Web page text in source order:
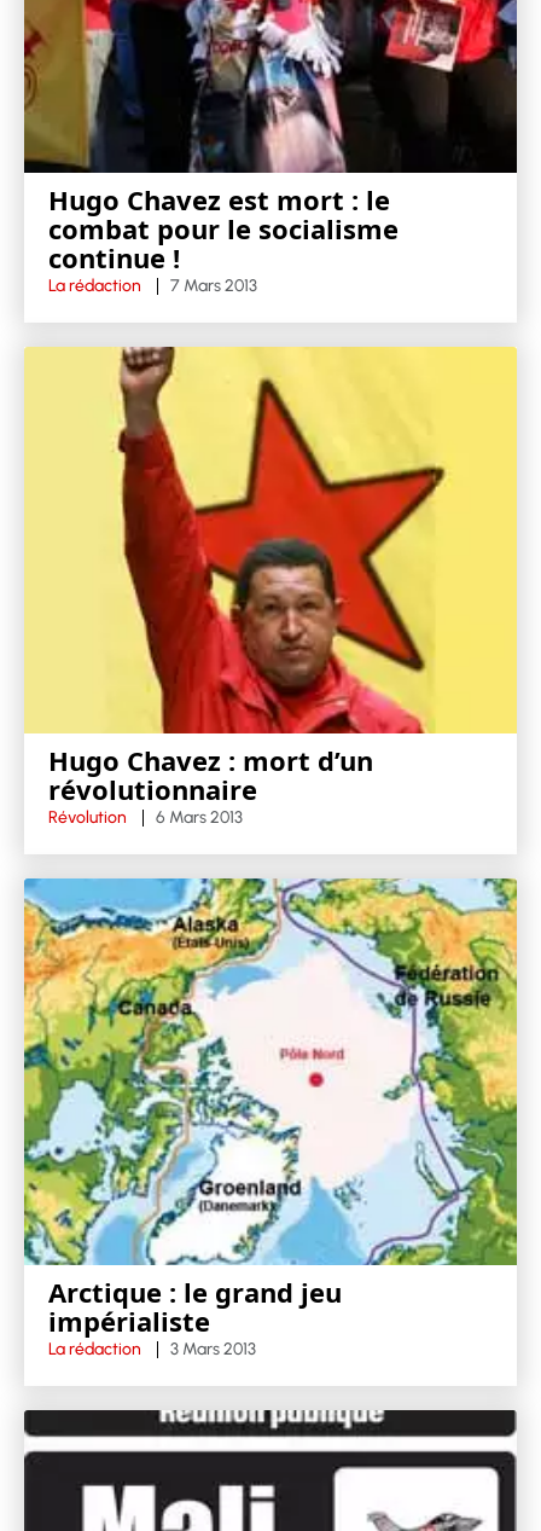
Hugo Chavez est mort : le
combat pour le socialisme
continue !
La rédaction 7 Mars 2013
Hugo Chavez : mort d’un
révolutionnaire
Révolution 6 Mars 2013
Arctique : le grand jeu
impérialiste
La rédaction 3 Mars 2013